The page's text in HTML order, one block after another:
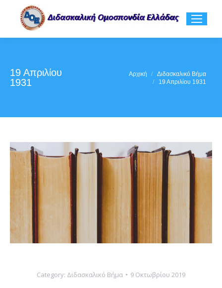
19 Απριλίου
1931
Αρχική
Διδασκαλικό Βήμα
19 Απριλίου 1931
Category: Διδασκαλικό Βήμα 9 Οκτωβρίου 2019